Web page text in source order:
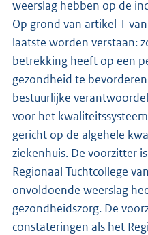
weerslag hebben op de
Op grond van artikel 1
laatste worden verstaan:
betrekking heeft op een
gezondheid te
bestuurlijke
voor het
gericht op de algehele
ziekenhuis. De voorzitter
Regionaal Tuchtcollege
onvoldoende weerslag
gezondheidszorg. De
constateringen als het